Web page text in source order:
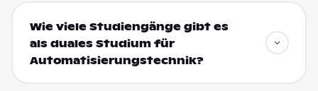
Wie viele Studiengänge gibt es
als duales Studium für
Automatisierungstechnik?